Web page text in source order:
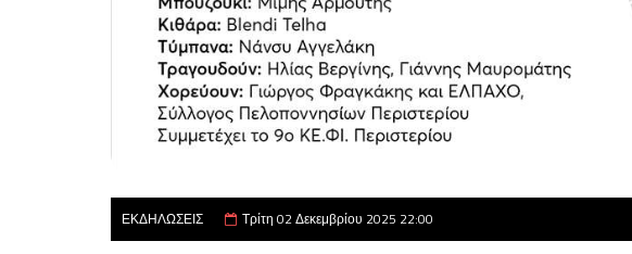
ΕΚΔΗΛΩΣΕΙΣ Τρίτη 02 Δεκεμβρίου 2025 22:00